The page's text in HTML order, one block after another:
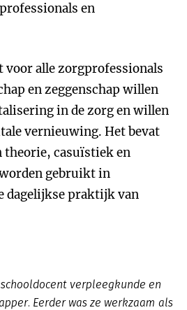
en
voor alle zorgprofessionals
en zeggenschap willen
in de zorg en willen
vernieuwing. Het bevat
theorie, casuïstiek en
gebruikt in
dagelijkse praktijk van
verpleegkunde en
Eerder was ze werkzaam als